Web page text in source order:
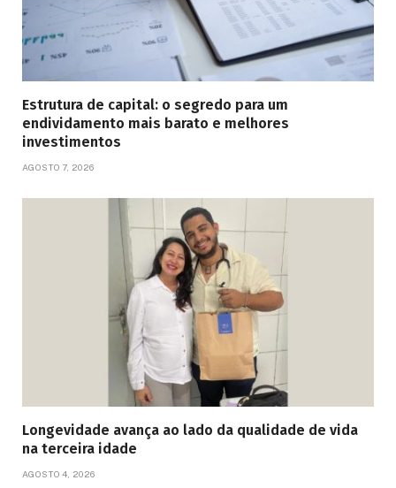
Estrutura de capital: o segredo para um
endividamento mais barato e melhores
investimentos
AGOSTO 7, 2026
Longevidade avança ao lado da qualidade de vida
na terceira idade
AGOSTO 4, 2026